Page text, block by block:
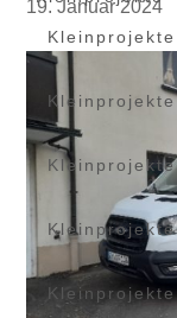
19. Januar 2024